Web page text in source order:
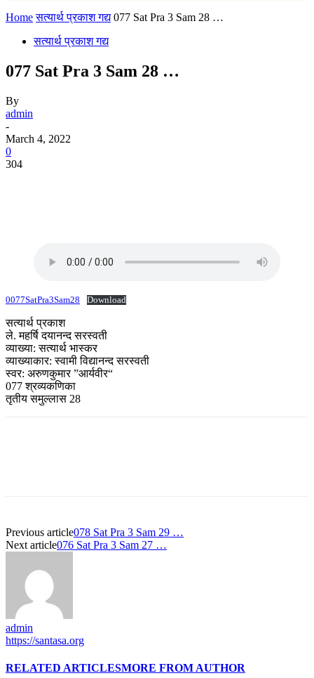
Home सत्यार्थ प्रकाश गद्य 077 Sat Pra 3 Sam 28 …
सत्यार्थ प्रकाश गद्य
077 Sat Pra 3 Sam 28 …
By
admin
-
March 4, 2022
0
304
0077SatPra3Sam28 Download
सत्यार्थ प्रकाश
ले. महर्षि दयानन्द सरस्वती
व्याख्या: सत्यार्थ भास्कर
व्याख्याकार: स्वामी विद्यानन्द सरस्वती
स्वर: अरुणकुमार ”आर्यवीर“
077 श्रव्यकणिका
तृतीय समुल्लास 28
Previous article078 Sat Pra 3 Sam 29 …
Next article076 Sat Pra 3 Sam 27 …
admin
https://santasa.org
RELATED ARTICLESMORE FROM AUTHOR